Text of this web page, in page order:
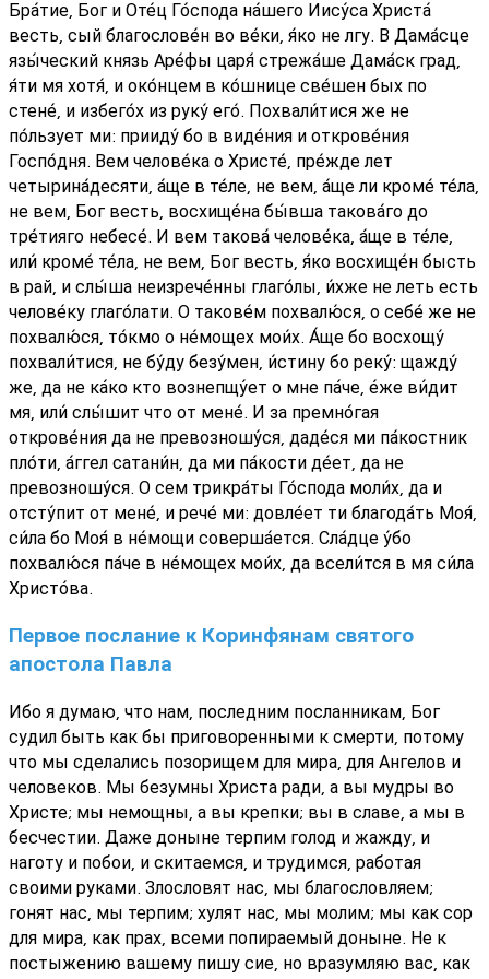
Бра́тие, Бог и Оте́ц Го́спода на́шего Иису́са Христа́
весть, сый благослове́н во ве́ки, я́ко не лгу. В Дама́сце
язы́ческий князь Аре́фы царя́ стрежа́ше Дама́ск град,
я́ти мя хотя́, и око́нцем в ко́шнице све́шен бых по
стене́, и избего́х из руку́ его́. Похвали́тися же не
по́льзует ми: прииду́ бо в виде́ния и открове́ния
Госпо́дня. Вем челове́ка о Христе́, пре́жде лет
четырина́десяти, а́ще в те́ле, не вем, а́ще ли кроме́ те́ла,
не вем, Бог весть, восхище́на бы́вша такова́го до
тре́тияго небесе́. И вем такова́ челове́ка, а́ще в те́ле,
или́ кроме́ те́ла, не вем, Бог весть, я́ко восхище́н бысть
в рай, и слы́ша неизрече́нны глаго́лы, и́хже не леть есть
челове́ку глаго́лати. О такове́м похвалю́ся, о себе́ же не
похвалю́ся, то́кмо о не́мощех мои́х. А́ще бо восхощу́
похвали́тися, не бу́ду безу́мен, и́стину бо реку́: щажду́
же, да не ка́ко кто вознепщу́ет о мне па́че, е́же ви́дит
мя, или́ слы́шит что от мене́. И за премно́гая
открове́ния да не превозношу́ся, даде́ся ми па́костник
пло́ти, а́ггел сатани́н, да ми па́кости де́ет, да не
превозношу́ся. О сем трикра́ты Го́спода моли́х, да и
отсту́пит от мене́, и рече́ ми: довле́ет ти благода́ть Моя́,
си́ла бо Моя́ в не́мощи соверша́ется. Сла́дце у́бо
похвалю́ся па́че в не́мощех мои́х, да всели́тся в мя си́ла
Христо́ва.
Первое послание к Коринфянам святого
апостола Павла
Ибо я думаю, что нам, последним посланникам, Бог
судил быть как бы приговоренными к смерти, потому
что мы сделались позорищем для мира, для Ангелов и
человеков. Мы безумны Христа ради, а вы мудры во
Христе; мы немощны, а вы крепки; вы в славе, а мы в
бесчестии. Даже доныне терпим голод и жажду, и
наготу и побои, и скитаемся, и трудимся, работая
своими руками. Злословят нас, мы благословляем;
гонят нас, мы терпим; хулят нас, мы молим; мы как сор
для мира, как прах, всеми попираемый доныне. Не к
постыжению вашему пишу сие, но вразумляю вас, как